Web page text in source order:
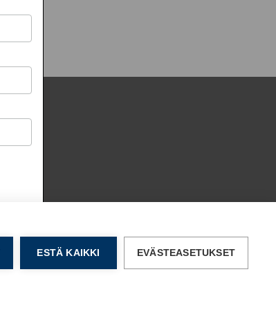
ESTÄ KAIKKI EVÄSTEASETUKSET